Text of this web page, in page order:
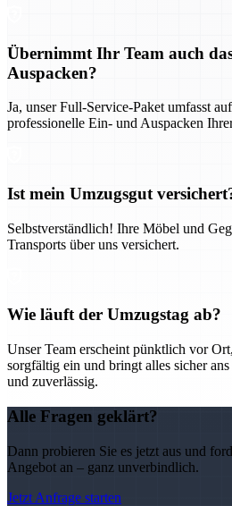
Übernimmt Ihr Team auch
Auspacken?
Ja, unser Full-Service-Paket umfasst
professionelle Ein- und Auspacken
Ist mein Umzugsgut
Selbstverständlich! Ihre Möbel und
Transports über uns versichert.
Wie läuft der Umzugstag ab?
Unser Team erscheint pünktlich vor
sorgfältig ein und bringt alles sicher
und zuverlässig.
Alle Fragen geklärt?
Dann probieren Sie es jetzt aus und
Angebot an – ganz unverbindlich.
Jetzt Anfrage starten